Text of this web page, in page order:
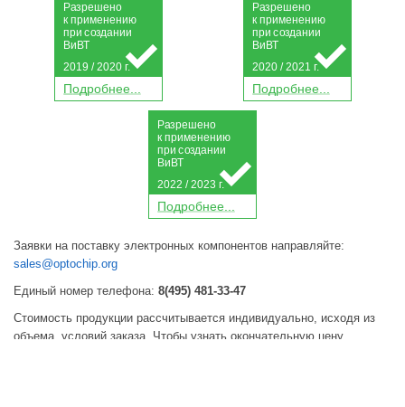
Подробнее...
Разрешено
к применению
присоздании
Ви ВТ
2019 / 2020 г.
Подробнее...
Разрешено
к применению
присоздании
Ви ВТ
2020 / 2021 г.
Подробнее...
Разрешено
к применению
присоздании
Ви ВТ
2022 / 2023 г.
Заявки на поставку электронных компонентов направляйте:
sales@optochip.org
Единый номер телефона: 8(495) 481-33-47
Стоимость продукции рассчитывается индивидуально, исходя из
объема, условий заказа. Чтобы узнать окончательную цену,